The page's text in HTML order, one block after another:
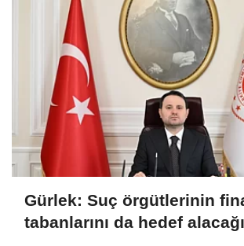
Gürlek: Suç örgütlerinin
tabanlarını da hedef